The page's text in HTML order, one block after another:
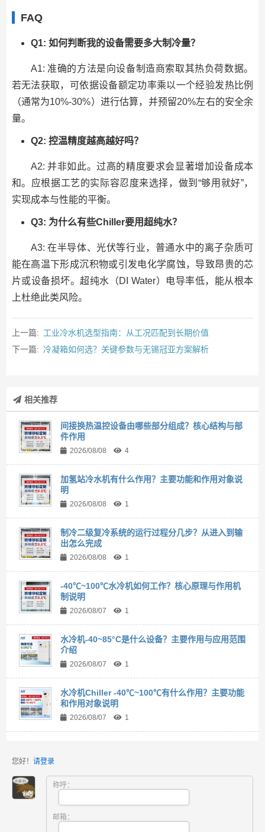
FAQ
Q1: 如何判断我的设备需要多大制冷量？
A1: 准确的方法是向设备制造商索取其热负荷数据。
若无法获取，可依据设备额定功率乘以一个经验发热比例
（通常为10%-30%）进行估算，并预留20%左右的安全余
量。
Q2: 控温精度越高越好吗？
A2: 并非如此。过高的精度要求会显著增加设备成本
和。应根据工艺的实际容忍度来选择，做到“够用就好”，
实现成本与性能的平衡。
Q3: 为什么有些Chiller要用超纯水？
A3: 在半导体、光伏等行业，普通水中的离子杂质可
能在高温下形成沉积物或引发电化学腐蚀，导致昂贵的芯
片或设备损坏。超纯水（DI Water）电导率低，能从根本
上杜绝此类风险。
上一篇: 工业冷水机选型指南：从工况匹配到长期价值
下一篇: 冷凝箱如何选？关键参数与无锡冠亚方案解析
相关推荐
间接换热温控设备由哪些部分组成？核心结构与部
件作用
2026/08/08 4
加氢站冷水机有什么作用？主要功能和作用对象说
明
2026/08/08 1
制冷二级复冷系统的运行过程分几步？从进入到输
出怎么完成
2026/08/08 1
-40℃~100℃水冷机如何工作？核心原理与作用机
制说明
2026/08/07 1
水冷机-40~85°C是什么设备？主要作用与应用范围
介绍
2026/08/07 1
水冷机Chiller -40℃~100℃有什么作用？主要功能
和作用对象说明
2026/08/07 1
您好！ 请登录
称呼：
邮箱：